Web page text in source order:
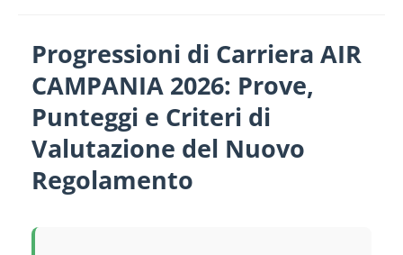
Progressioni di Carriera AIR
CAMPANIA 2026: Prove,
Punteggi e Criteri di
Valutazione del Nuovo
Regolamento